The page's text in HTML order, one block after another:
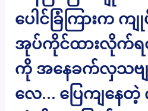
ပေါင်ခြံကြားက
အုပ်ကိုင်ထားလိုက်
ကို အနေခက်လှသဗျ
လေ… ပြေကျနေတဲ့